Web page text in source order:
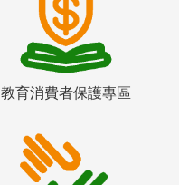
教育消費者保護專區